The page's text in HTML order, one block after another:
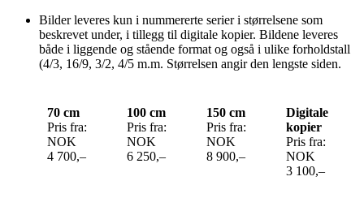
Bilder leveres kun i nummererte serier i størrelsene som
beskrevet under, i tillegg til digitale kopier. Bildene leveres
både i liggende og stående format og også i ulike forholdstall
(4/3, 16/9, 3/2, 4/5 m.m. Størrelsen angir den lengste siden.
70 cm
Pris fra:
NOK
4 700,–
100 cm
Pris fra:
NOK
6 250,–
150 cm
Pris fra:
NOK
8 900,–
Digitale
kopier
Pris fra:
NOK
3 100,–